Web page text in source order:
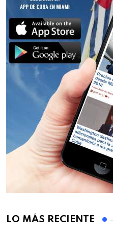
LO MÁS RECIENTE